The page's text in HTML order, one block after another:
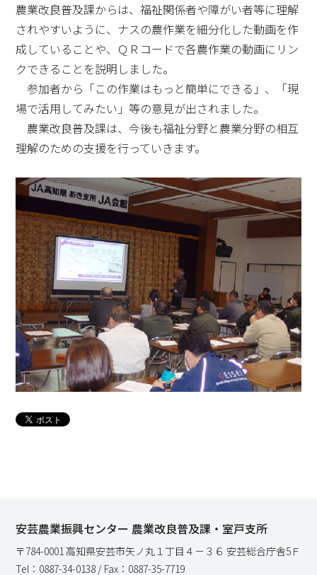
農業改良普及課からは、福祉関係者や障がい者等に理解
されやすいように、ナスの農作業を細分化した動画を作
成していることや、ＱＲコードで各農作業の動画にリン
クできることを説明しました。
参加者から「この作業はもっと簡単にできる」、「現
場で活用してみたい」等の意見が出されました。
農業改良普及課は、今後も福祉分野と農業分野の相互
理解のための支援を行っていきます。
安芸農業振興センター 農業改良普及課・室戸支所
〒784-0001 高知県安芸市矢ノ丸１丁目４－３６ 安芸総合庁舎5Ｆ
Tel：0887-34-0138 / Fax：0887-35-7719